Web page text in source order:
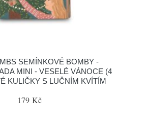
SEMÍNKOVÉ BOMBY -
MINI - VESELÉ VÁNOCE (4
KULIČKY S LUČNÍM KVÍTÍM
179 Kč